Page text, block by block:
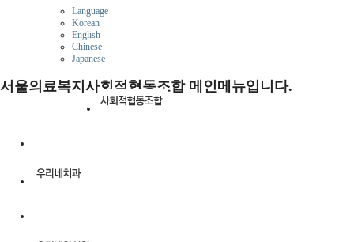
Language
Korean
English
Chinese
Japanese
서울의료복지사회적협동조합 메인메뉴입니다.